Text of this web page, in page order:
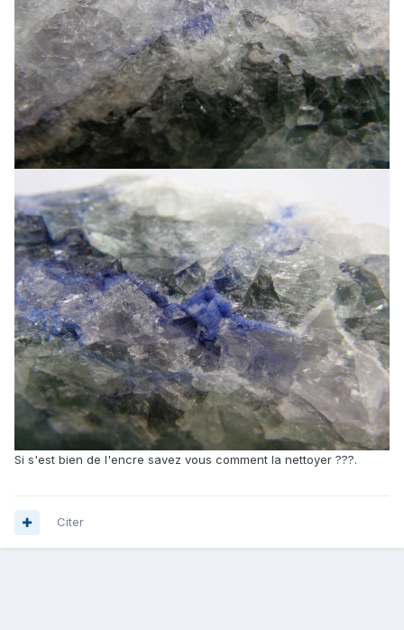
Si s'est bien de l'encre savez vous comment la nettoyer ???.
Citer